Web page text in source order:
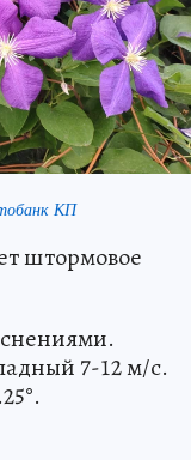
КП
штормовое
7-12 м/с.